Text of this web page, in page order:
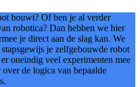
bouwt? Of ben je al verder
robotica? Dan hebben we hier
je direct aan de slag kan. We
je zelfgebouwde robot
oneindig veel experimenten mee
de logica van bepaalde